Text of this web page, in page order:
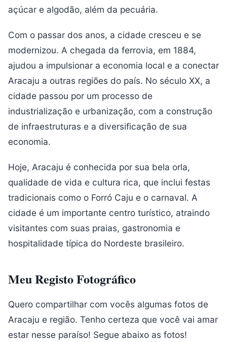
açúcar e algodão, além da pecuária.
Com o passar dos anos, a cidade cresceu e se
modernizou. A chegada da ferrovia, em 1884,
ajudou a impulsionar a economia local e a conectar
Aracaju a outras regiões do país. No século XX, a
cidade passou por um processo de
industrialização e urbanização, com a construção
de infraestruturas e a diversificação de sua
economia.
Hoje, Aracaju é conhecida por sua bela orla,
qualidade de vida e cultura rica, que inclui festas
tradicionais como o Forró Caju e o carnaval. A
cidade é um importante centro turístico, atraindo
visitantes com suas praias, gastronomia e
hospitalidade típica do Nordeste brasileiro.
Meu Registo Fotográfico
Quero compartilhar com vocês algumas fotos de
Aracaju e região. Tenho certeza que você vai amar
estar nesse paraíso! Segue abaixo as fotos!